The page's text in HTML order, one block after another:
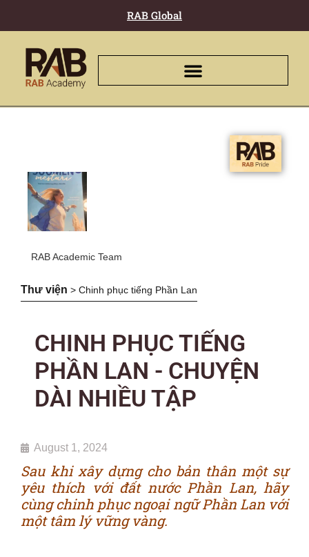
RAB Global
RAB Academic Team
Thư viện > Chinh phục tiếng Phần Lan
CHINH PHỤC TIẾNG
PHẦN LAN - CHUYỆN
DÀI NHIỀU TẬP
August 1, 2024
Sau khi xây dựng cho bản thân một sự
yêu thích với đất nước Phần Lan, hãy
cùng chinh phục ngoại ngữ Phần Lan với
một tâm lý vững vàng.